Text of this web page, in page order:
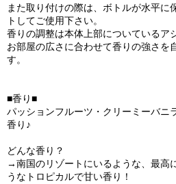
また取り付けの際は、ボトルが水平に
トしてご使用下さい。
香りの調整は本体上部についているア
お部屋の広さに合わせて香りの強さを
す。
■香り■
パッションフルーツ・クリーミーバニ
香り♪
どんな香り？
→南国のリゾートにいるような、最高
うなトロピカルで甘い香り！